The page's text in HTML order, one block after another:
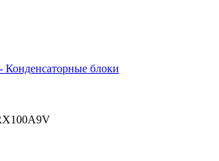
Конденсаторные блоки